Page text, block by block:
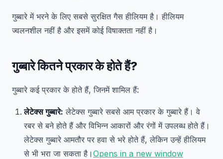
गुब्बारे में भरने के लिए सबसे सुरक्षित गैस हीलियम है। हीलियम
ज्वलनशील नहीं है और इसमें कोई विषाक्तता नहीं है।
गुब्बारे कितने प्रकार के होते हैं?
गुब्बारे कई प्रकार के होते हैं, जिनमें शामिल हैं:
लेटेक्स गुब्बारे: लेटेक्स गुब्बारे सबसे आम प्रकार के गुब्बारे हैं। वे
रबर से बने होते हैं और विभिन्न आकारों और रंगों में उपलब्ध होते हैं।
लेटेक्स गुब्बारे आमतौर पर हवा से भरे होते हैं, लेकिन उन्हें हीलियम
से भी भरा जा सकता है। Opens in a new window